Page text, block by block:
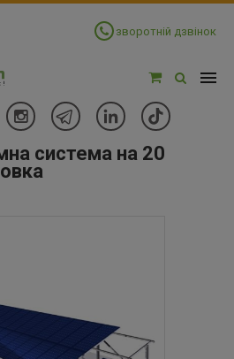
зворотній дзвінок
система на 20